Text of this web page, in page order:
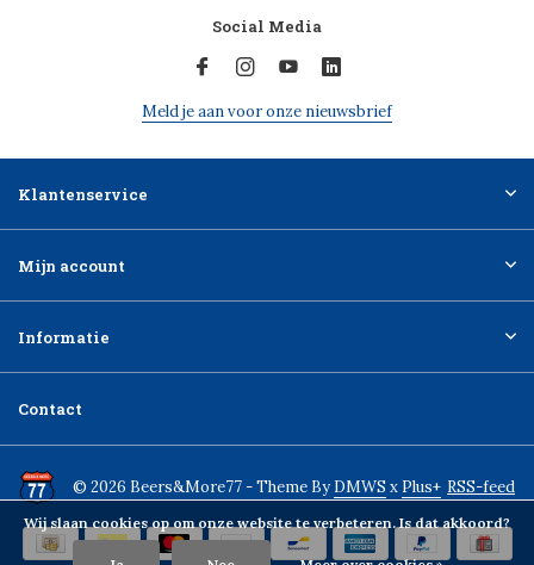
Social Media
Meld je aan voor onze nieuwsbrief
Klantenservice
Mijn account
Informatie
Contact
© 2026 Beers&More77 - Theme ByDMWS x Plus+ RSS-feed
Wij slaan cookies op om onze website te verbeteren. Is dat akkoord?